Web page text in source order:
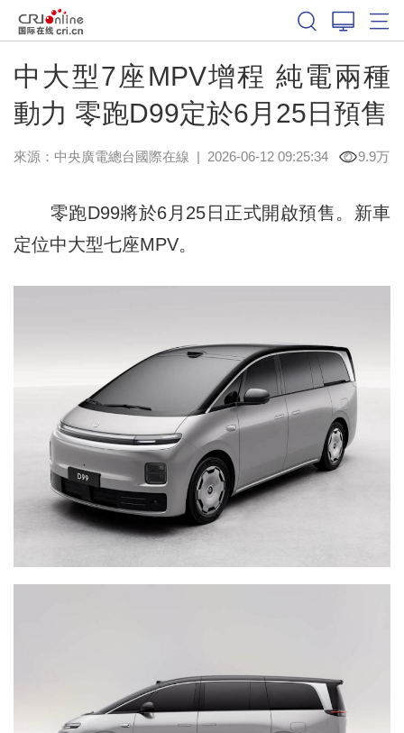
中大型7座MPV增程 純電兩種
動力 零跑D99定於6月25日預售
來源：中央廣電總台國際在線 | 2026-06-12 09:25:34 9.9万
零跑D99將於6月25日正式開啟預售。新車
定位中大型七座MPV。